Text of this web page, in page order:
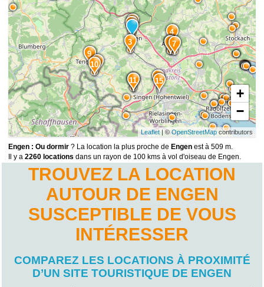
15
14
12
11
10
9
8
7
6
5
4
3
2
1
+
−
Leaflet| ©OpenStreetMapcontributors
Engen : Ou dormir ? La location la plus proche de Engen est à 509 m.
Il y a2260 locations dans un rayon de 100 kms à vol d'oiseau de Engen.
TROUVEZ LA LOCATION
AUTOUR DE ENGEN
SUSCEPTIBLE DE VOUS
INTÉRESSER
COMPAREZ LES LOCATIONS À PROXIMITÉ
D’UN SITE TOURISTIQUE DE ENGEN